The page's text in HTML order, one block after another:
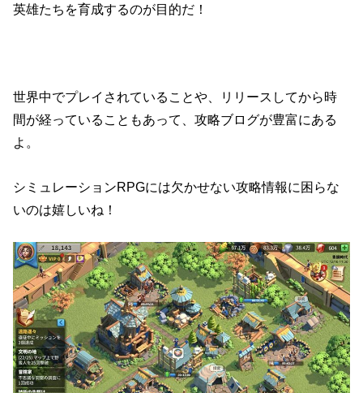
英雄たちを育成するのが目的だ！
世界中でプレイされていることや、リリースしてから時
間が経っていることもあって、攻略ブログが豊富にある
よ。
シミュレーションRPGには欠かせない攻略情報に困らな
いのは嬉しいね！